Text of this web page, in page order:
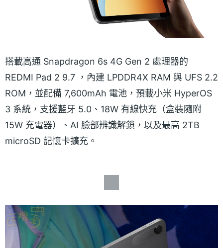
搭載高通 Snapdragon 6s 4G Gen 2 處理器的
REDMI Pad 2 9.7 ，內建 LPDDR4X RAM 與 UFS 2.2
ROM，並配備 7,600mAh 電池，預載小米 HyperOS
3 系統，支援藍牙 5.0、18W 有線快充（盒裝隨附
15W 充電器）、AI 臉部辨識解鎖，以及最高 2TB
microSD 記憶卡擴充。